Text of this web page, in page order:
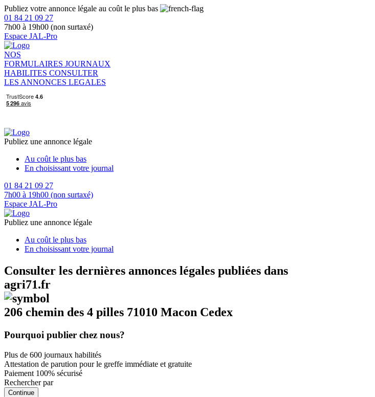
Publiez votre annonce légale au coût le plus bas
01 84 21 09 27
7h00 à 19h00 (non surtaxé)
Espace JAL-Pro
NOS
FORMULAIRES JOURNAUX
HABILITES CONSULTER
LES ANNONCES LEGALES
Publiez une annonce légale
Au coût le plus bas
En choisissant votre journal
01 84 21 09 27
7h00 à 19h00 (non surtaxé)
Espace JAL-Pro
Publiez une annonce légale
Au coût le plus bas
En choisissant votre journal
Consulter les dernières annonces légales publiées dans
agri71.fr
206 chemin des 4 pilles 71010 Macon Cedex
Pourquoi publier chez nous?
Plus de 600 journaux habilités
Attestation de parution pour le greffe immédiate et gratuite
Paiement 100% sécurisé
Rechercher par
Continue